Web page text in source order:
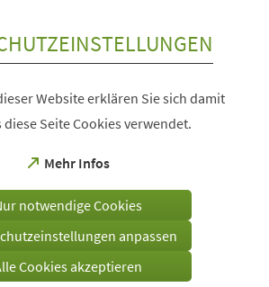
Website erklären Sie sich damit
Seite Cookies verwendet.
Mehr Infos
(Öffnet
einem
Tab)
notwendige Cookies
anpassen
Cookies akzeptieren